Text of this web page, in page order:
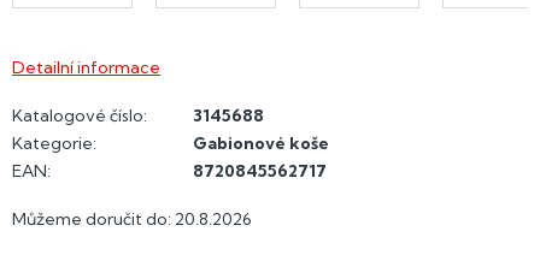
Můžeme doručit do: 20.8.2026
Detailní informace
Katalogové číslo:
3145688
Kategorie:
Gabionové koše
EAN: 8720845562717